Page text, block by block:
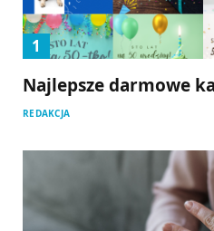
Najlepsze darmowe
REDAKCJA